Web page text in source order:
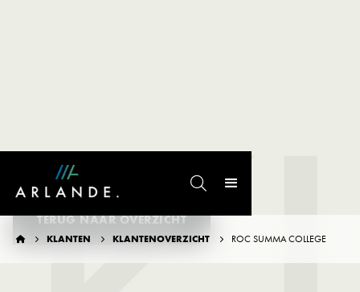

  KLANTEN  KLANTENOVERZICHT  ROC SUMMA COLLEGE
TERUG NAAR OVERZICHT